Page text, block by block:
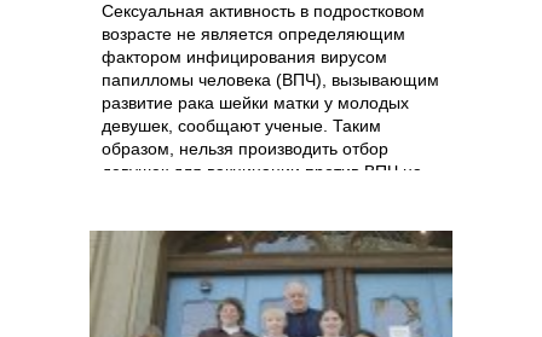
Сексуальная активность в подростковом
возрасте не является определяющим
фактором инфицирования вирусом
папилломы человека (ВПЧ), вызывающим
развитие рака шейки матки у молодых
девушек, сообщают ученые. Таким
образом, нельзя производить отбор
девушек для вакцинации против ВПЧ на